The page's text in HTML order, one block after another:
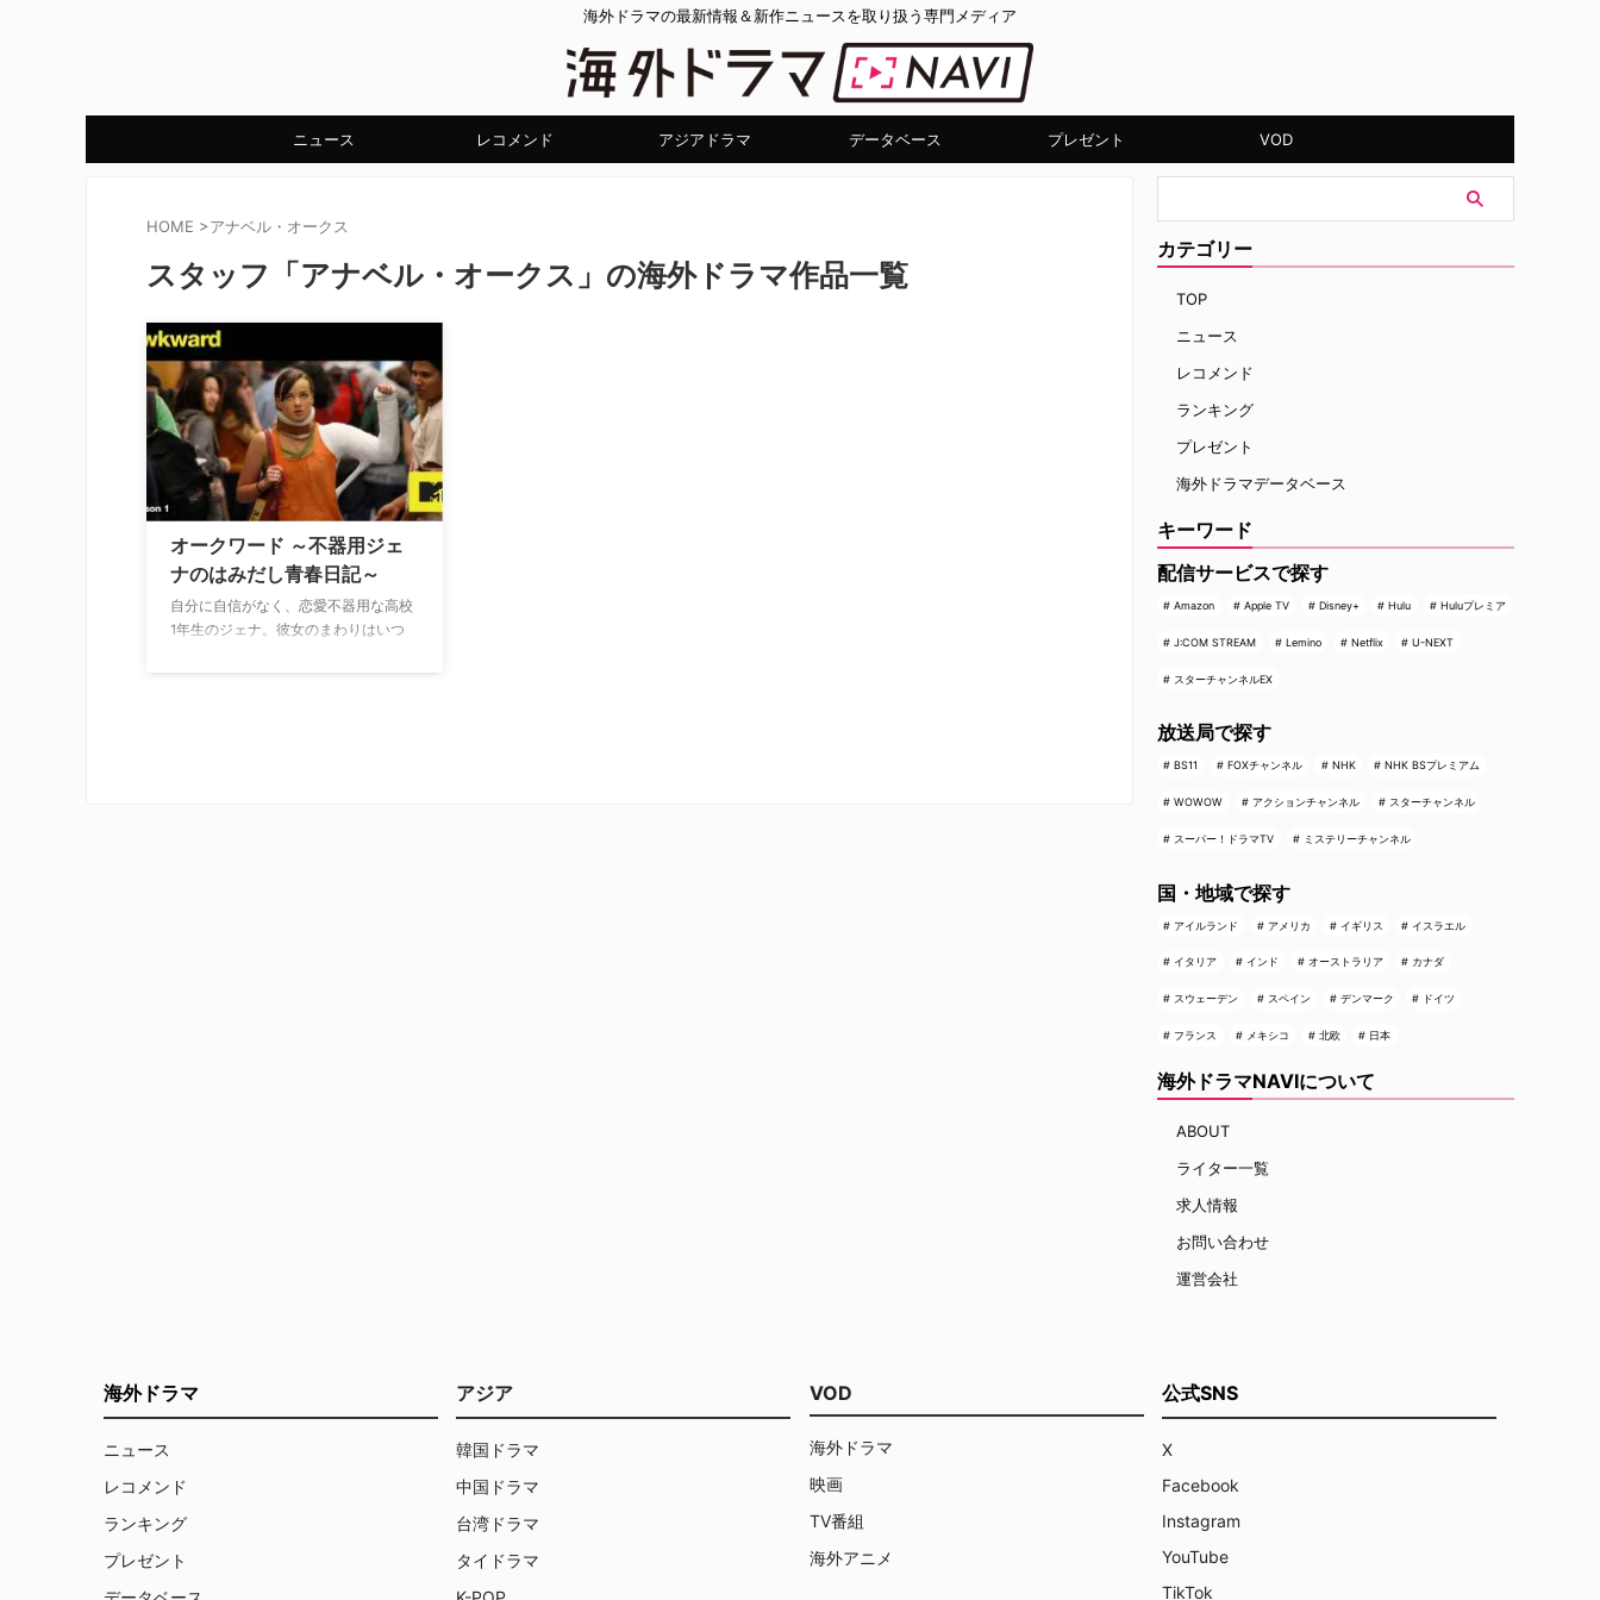
海外ドラマの最新情報＆新作ニュースを取り扱う専門メディア
ニュース レコメンド アジアドラマ データベース プレゼント VOD
HOME >アナベル・オークス
スタッフ「アナベル・オークス」の海外ドラマ作品一覧
オークワード ～不器用ジェ
ナのはみだし青春日記～
自分に自信がなく、恋愛不器用な高校
1年生のジェナ。彼女のまわりはいつ
カテゴリー
TOP
ニュース
レコメンド
ランキング
プレゼント
海外ドラマデータベース
キーワード
配信サービスで探す
Amazon Apple TV Disney+ Hulu Huluプレミア
J:COM STREAM Lemino Netflix U-NEXT
スターチャンネルEX
放送局で探す
BS11 FOXチャンネル NHK NHK BSプレミアム
WOWOW アクションチャンネル スターチャンネル
スーパー！ドラマTV ミステリーチャンネル
国・地域で探す
アイルランド アメリカ イギリス イスラエル
イタリア インド オーストラリア カナダ
スウェーデン スペイン デンマーク ドイツ
フランス メキシコ 北欧 日本
海外ドラマNAVIについて
ABOUT
ライター一覧
求人情報
お問い合わせ
運営会社
海外ドラマ
ニュース
レコメンド
ランキング
プレゼント
アジア
韓国ドラマ
中国ドラマ
台湾ドラマ
タイドラマ
VOD
海外ドラマ
映画
TV番組
海外アニメ
公式SNS
X
Facebook
Instagram
YouTube
TikTok